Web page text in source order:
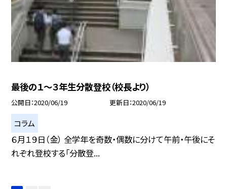
最後の１〜３年生分散登校（校長より）
公開日 2020/06/19 更新日 2020/06/19
コラム
６月１９日（金） 全学年を奇数・偶数に分けて午前・午後にそ
れぞれ登校する「分散登...